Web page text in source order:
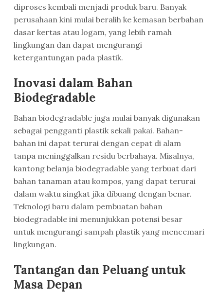
diproses kembali menjadi produk baru. Banyak
perusahaan kini mulai beralih ke kemasan berbahan
dasar kertas atau logam, yang lebih ramah
lingkungan dan dapat mengurangi
ketergantungan pada plastik.
Inovasi dalam Bahan
Biodegradable
Bahan biodegradable juga mulai banyak digunakan
sebagai pengganti plastik sekali pakai. Bahan-
bahan ini dapat terurai dengan cepat di alam
tanpa meninggalkan residu berbahaya. Misalnya,
kantong belanja biodegradable yang terbuat dari
bahan tanaman atau kompos, yang dapat terurai
dalam waktu singkat jika dibuang dengan benar.
Teknologi baru dalam pembuatan bahan
biodegradable ini menunjukkan potensi besar
untuk mengurangi sampah plastik yang mencemari
lingkungan.
Tantangan dan Peluang untuk
Masa Depan